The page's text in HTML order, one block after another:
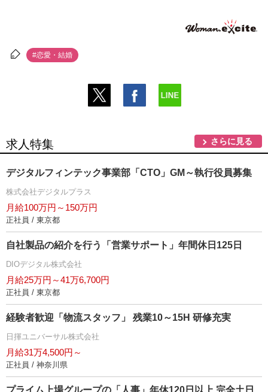
#恋愛・結婚
求人特集 さらに見る
デジタルフィンテック事業部「CTO」GM～執行役員募集
株式会社デジタルプラス
月給100万円～150万円
正社員 / 東京都
自社製品の紹介を行う「営業サポート」年間休日125日
DIOデジタル株式会社
月給25万円～41万6,700円
正社員 / 東京都
経験者歓迎「物流スタッフ」 残業10～15H 研修充実
日揮ユニバーサル株式会社
月給31万4,500円～
正社員 / 神奈川県